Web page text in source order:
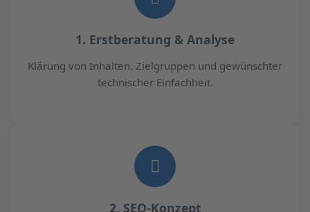
1. Erstberatung & Analyse
Klärung von Inhalten, Zielgruppen und gewünschter
technischer Einfachheit.
2. SEO-Konzept